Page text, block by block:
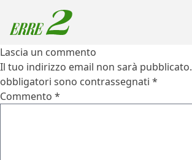
Skip to content
Lascia un commento
Il tuo indirizzo email non sarà pubblicato.
obbligatori sono contrassegnati *
Commento *